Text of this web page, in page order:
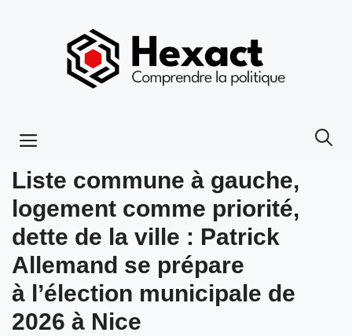
Liste commune à gauche,
logement comme priorité,
dette de la ville : Patrick
Allemand se prépare
à l’élection municipale de
2026 à Nice